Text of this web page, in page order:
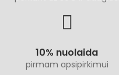
10% nuolaida
pirmam apsipirkimui